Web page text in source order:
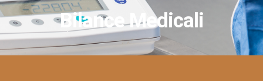
Bilance Medicali